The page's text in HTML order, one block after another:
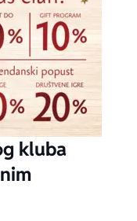
kluba